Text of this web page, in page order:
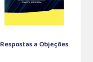
Respostas a Objeções